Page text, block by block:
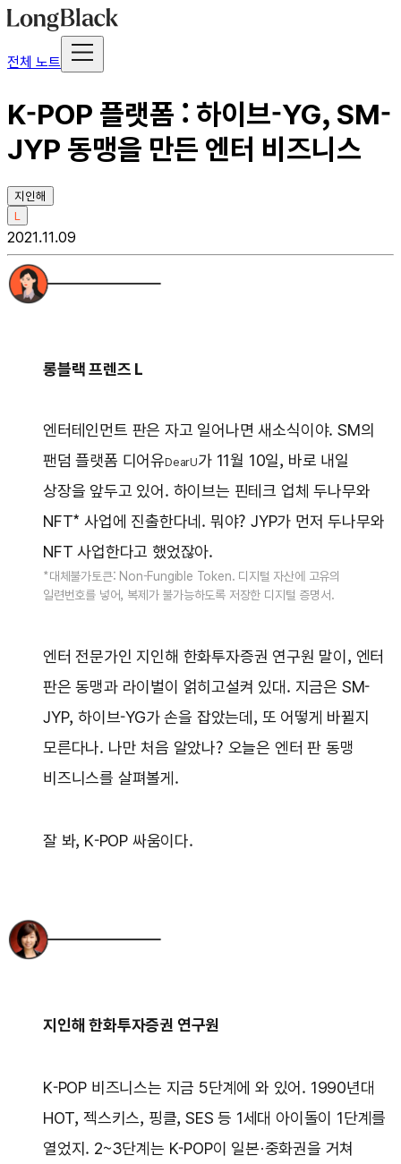
전체 노트
K-POP 플랫폼 : 하이브-YG, SM-
JYP 동맹을 만든 엔터 비즈니스
지인해
L
2021.11.09
롱블랙 프렌즈 L
엔터테인먼트 판은 자고 일어나면 새소식이야. SM의
팬덤 플랫폼 디어유DearU가 11월 10일, 바로 내일
상장을 앞두고 있어. 하이브는 핀테크 업체 두나무와
NFT* 사업에 진출한다네. 뭐야? JYP가 먼저 두나무와
NFT 사업한다고 했었잖아.
*대체불가토큰: Non-Fungible Token. 디지털 자산에 고유의
일련번호를 넣어, 복제가 불가능하도록 저장한 디지털 증명서.
엔터 전문가인 지인해 한화투자증권 연구원 말이, 엔터
판은 동맹과 라이벌이 얽히고설켜 있대. 지금은 SM-
JYP, 하이브-YG가 손을 잡았는데, 또 어떻게 바뀔지
모른다나. 나만 처음 알았나? 오늘은 엔터 판 동맹
비즈니스를 살펴볼게.
잘 봐, K-POP 싸움이다.
지인해 한화투자증권 연구원
K-POP 비즈니스는 지금 5단계에 와 있어. 1990년대
HOT, 젝스키스, 핑클, SES 등 1세대 아이돌이 1단계를
열었지. 2~3단계는 K-POP이 일본·중화권을 거쳐